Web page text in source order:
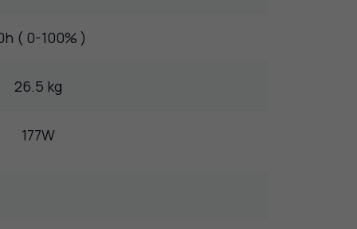
( 0-100% )
26.5 kg
177W